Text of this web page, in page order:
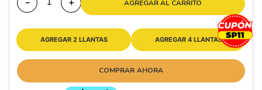
＋
－ AGREGAR AL CARRITO
AGREGAR 2 LLANTAS AGREGAR 4 LLANTAS
COMPRAR AHORA